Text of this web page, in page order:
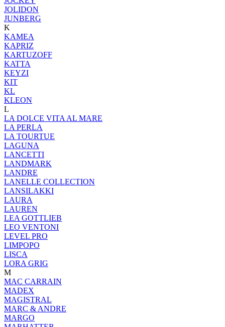
JOLIDON
JUNBERG
K
KAMEA
KAPRIZ
KARTUZOFF
KATTA
KEYZI
KIT
KL
KLEON
L
LA DOLCE VITA AL MARE
LA PERLA
LA TOURTUE
LAGUNA
LANCETTI
LANDMARK
LANDRE
LANELLE COLLECTION
LANSILAKKI
LAURA
LAUREN
LEA GOTTLIEB
LEO VENTONI
LEVEL PRO
LIMPOPO
LISCA
LORA GRIG
M
MAC CARRAIN
MADEX
MAGISTRAL
MARC & ANDRE
MARGO